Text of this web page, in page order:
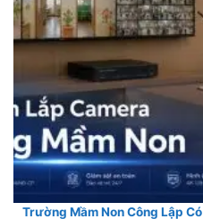
Trường Mầm Non Công Lập